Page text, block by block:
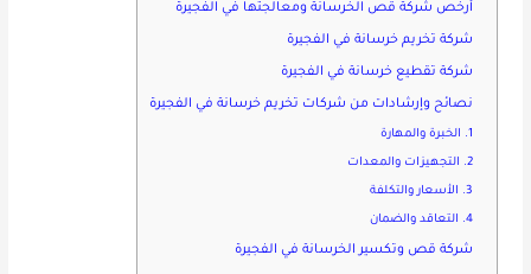
أرخص شركة قص الخرسانة ومعالجتها في الفجيرة
شركة تخريم خرسانة في الفجيرة
شركة تقطيع خرسانة في الفجيرة
نصائح وإرشادات من شركات تخريم خرسانة في الفجيرة
1. الخبرة والمهارة
2. التجهيزات والمعدات
3. الأسعار والتكلفة
4. التعاقد والضمان
شركة قص وتكسير الخرسانة في الفجيرة